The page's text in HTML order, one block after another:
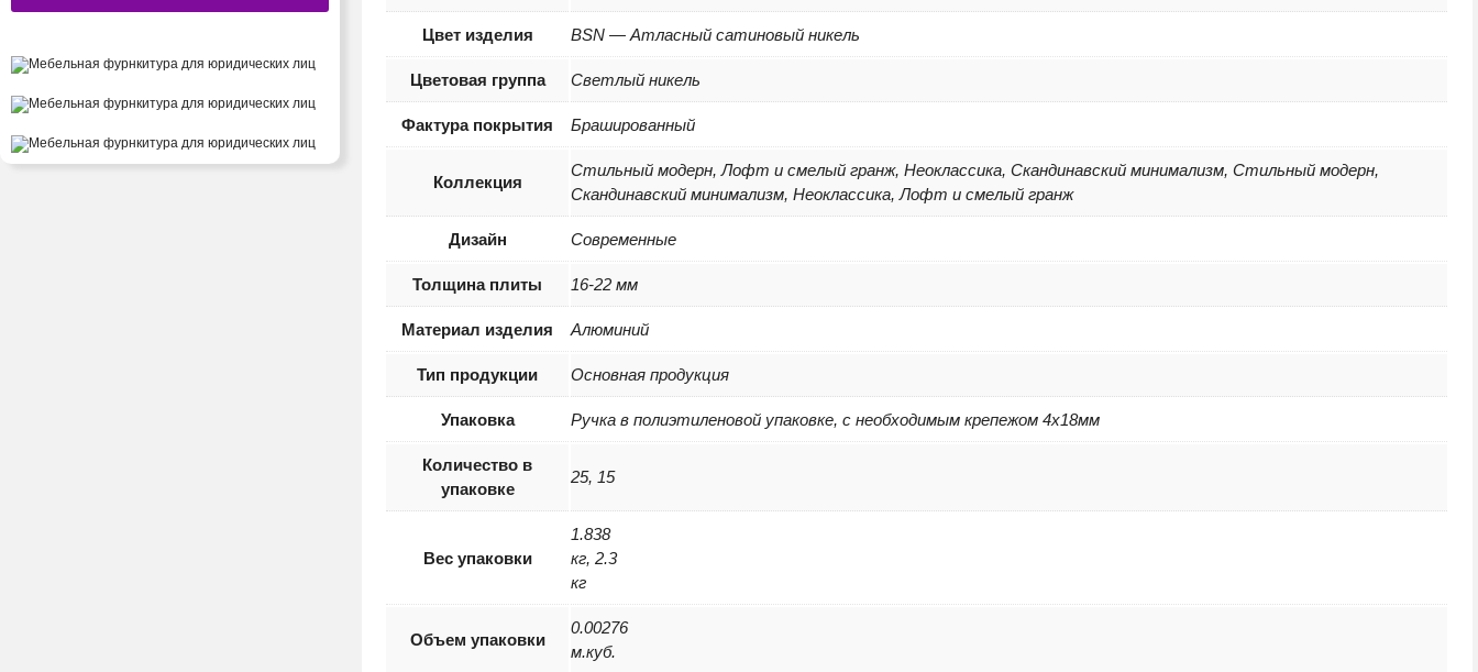
Цвет изделия BSN — Атласный сатиновый никель
Цветовая группа Светлый никель
Фактура покрытия Брашированный
Коллекция
Стильный модерн, Лофт и смелый гранж, Неоклассика, Скандинавский минимализм, Стильный модерн,
Скандинавский минимализм, Неоклассика, Лофт и смелый гранж
Дизайн Современные
Толщина плиты 16-22 мм
Материал изделия Алюминий
Тип продукции Основная продукция
Упаковка Ручка в полиэтиленовой упаковке, с необходимым крепежом 4х18мм
Количество в
упаковке
25, 15
Вес упаковки
1.838
кг, 2.3
кг
Объем упаковки
0.00276
м.куб.